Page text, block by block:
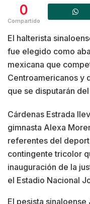
0
Compartido
El halterista
fue elegido como
mexicana que
Centroamericanos y
que se disputarán
Cárdenas Estrada
gimnasta Alexa
referentes del
contingente tricolor
inauguración de la
el Estadio Nacional
El pesista